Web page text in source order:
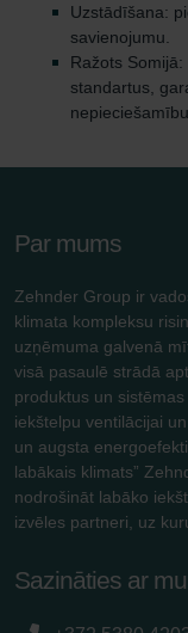
Uzstādīšana:
savienojumu.
Ražots
standartus,
Par mums
Zehnder Group ir
klimata kompleksu
uzņēmuma galvenā
visā pasaulē strādā
produktus un
iekštelpu ventilācijai
un augsta
labākais klimats”
nodrošināt labāko
izvēles partneri, uz
Sazināties ar